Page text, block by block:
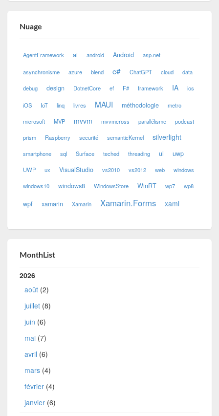
Nuage
AgentFramework ai android Android asp.net
asynchronisme azure blend c# ChatGPT cloud data
debug design DotnetCore ef F# framework IA ios
iOS IoT linq livres MAUI méthodologie metro
microsoft MVP mvvm mvvmcross parallélisme podcast
prism Raspberry securité semanticKernel silverlight
smartphone sql Surface teched threading ui uwp
UWP ux VisualStudio vs2010 vs2012 web windows
windows10 windows8 WindowsStore WinRT wp7 wp8
wpf xamarin Xamarin Xamarin.Forms xaml
MonthList
2026
août (2)
juillet (8)
juin (6)
mai (7)
avril (6)
mars (4)
février (4)
janvier (6)